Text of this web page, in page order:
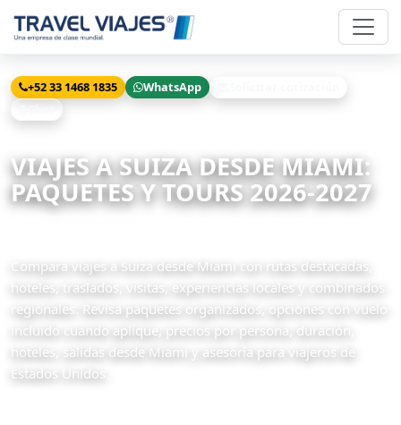
+52 33 1468 1835 WhatsApp
VIAJES A SUIZA DESDE MIAMI:
PAQUETES Y TOURS 2026-2027
Compara viajes a Suiza desde Miami con rutas destacadas,
hoteles, traslados, visitas, experiencias locales y combinados
regionales. Revisa paquetes organizados, opciones con vuelo
incluido cuando aplique, precios por persona, duración,
hoteles, salidas desde Miami y asesoría para viajeros de
Estados Unidos.